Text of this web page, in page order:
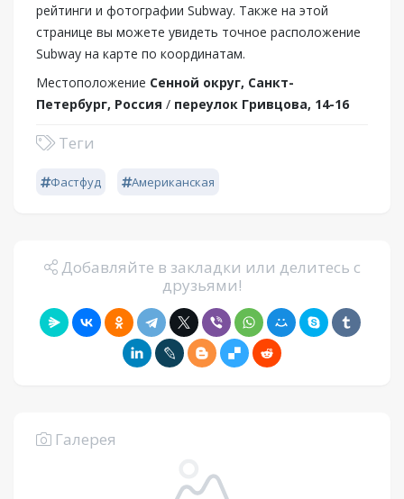
рейтинги и фотографии Subway. Также на этой
странице вы можете увидеть точное расположение
Subway на карте по координатам.
Местоположение Сенной округ, Санкт-
Петербург, Россия / переулок Гривцова, 14-16
Теги
Фастфуд Американская
Добавляйте в закладки или делитесь с
друзьями!
Галерея